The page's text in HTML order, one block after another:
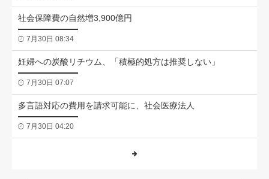
社会保障費の自然増3,900億円
7月30日 08:34
妊婦への炭酸リチウム、「積極的処方は推奨しない」
7月30日 07:07
多言語対応の費用を請求可能に、社会医療法人
7月30日 04:20